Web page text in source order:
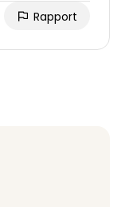
Rapport